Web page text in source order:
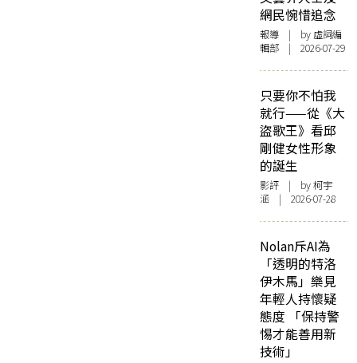
網民惋惜追念
報導 | by 虛詞編
輯部 | 2026-07-29
只要你不怕我
就行——從《大
盜歌王》看邱
剛健女性形象
的誕生
影評 | by 柯宇
涵 | 2026-07-28
Nolan斥AI為
「透明的特洛
伊木馬」樂見
年輕人持懷疑
態度 「保持警
惕才能善用新
技術」